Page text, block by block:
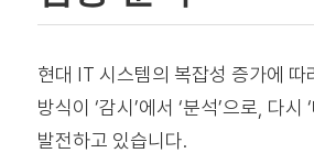
현대 IT 시스템의 복잡성 증가에 따
방식이 ‘감시’에서 ‘분석’으로, 다시
발전하고 있습니다.